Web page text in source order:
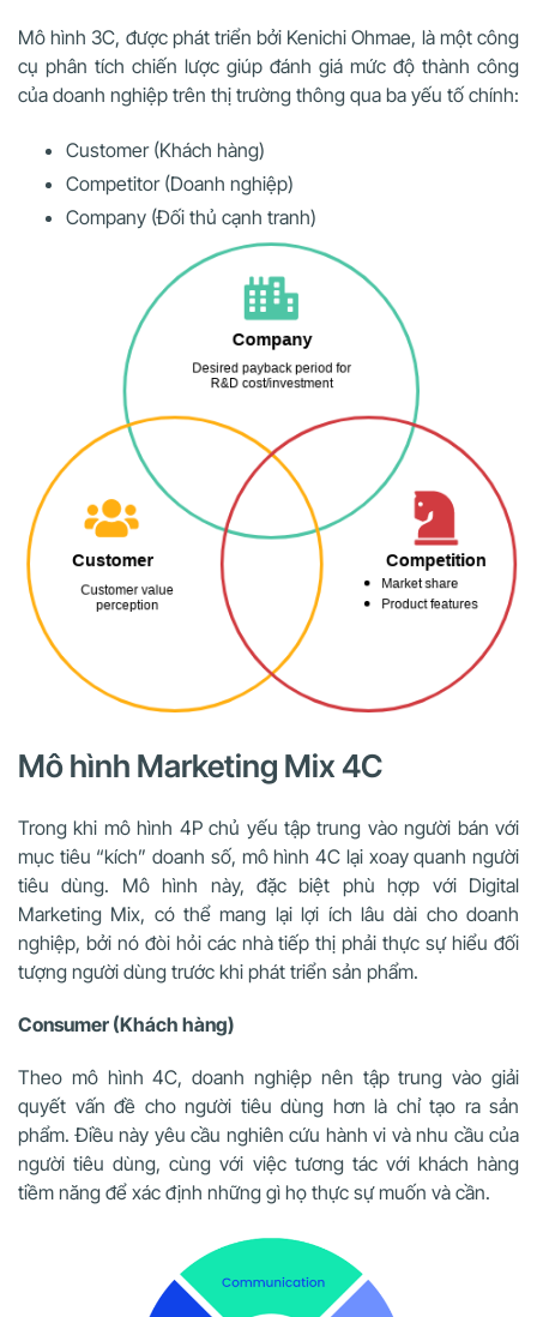
Mô hình 3C, được phát triển bởi Kenichi Ohmae, là một công
cụ phân tích chiến lược giúp đánh giá mức độ thành công
của doanh nghiệp trên thị trường thông qua ba yếu tố chính:
Customer (Khách hàng)
Competitor (Doanh nghiệp)
Company (Đối thủ cạnh tranh)
Mô hình Marketing Mix 4C
Trong khi mô hình 4P chủ yếu tập trung vào người bán với
mục tiêu “kích” doanh số, mô hình 4C lại xoay quanh người
tiêu dùng. Mô hình này, đặc biệt phù hợp với Digital
Marketing Mix, có thể mang lại lợi ích lâu dài cho doanh
nghiệp, bởi nó đòi hỏi các nhà tiếp thị phải thực sự hiểu đối
tượng người dùng trước khi phát triển sản phẩm.
Consumer (Khách hàng)
Theo mô hình 4C, doanh nghiệp nên tập trung vào giải
quyết vấn đề cho người tiêu dùng hơn là chỉ tạo ra sản
phẩm. Điều này yêu cầu nghiên cứu hành vi và nhu cầu của
người tiêu dùng, cùng với việc tương tác với khách hàng
tiềm năng để xác định những gì họ thực sự muốn và cần.